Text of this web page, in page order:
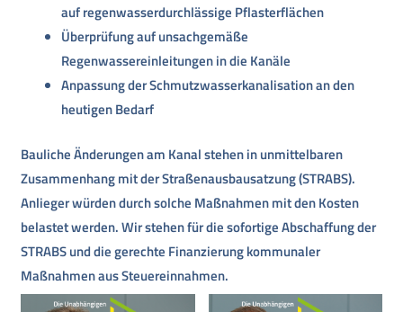
auf regenwasserdurchlässige Pflasterflächen
Überprüfung auf unsachgemäße
Regenwassereinleitungen in die Kanäle
Anpassung der Schmutzwasserkanalisation an den
heutigen Bedarf
Bauliche Änderungen am Kanal stehen in unmittelbaren
Zusammenhang mit der Straßenausbausatzung (STRABS).
Anlieger würden durch solche Maßnahmen mit den Kosten
belastet werden. Wir stehen für die sofortige Abschaffung der
STRABS und die gerechte Finanzierung kommunaler
Maßnahmen aus Steuereinnahmen.